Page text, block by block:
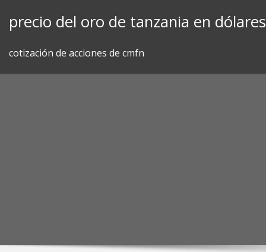
precio del oro de tanzania en dólares
cotización de acciones de cmfn